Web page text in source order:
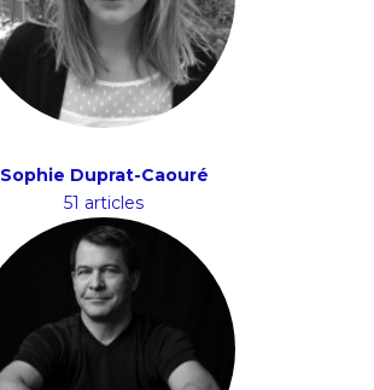
Sophie Duprat-Caouré
51 articles